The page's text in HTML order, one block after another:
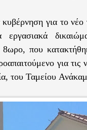
κυβέρνηση για το νέο
8ωρο, που
για τις
του Ταμείου